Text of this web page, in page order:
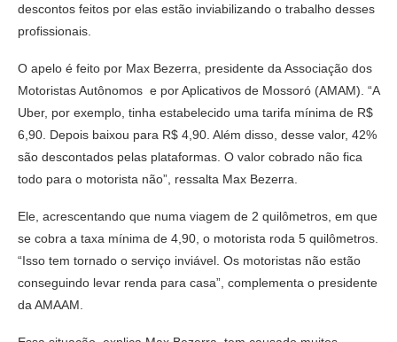
descontos feitos por elas estão inviabilizando o trabalho desses
profissionais.
O apelo é feito por Max Bezerra, presidente da Associação dos
Motoristas Autônomos e por Aplicativos de Mossoró (AMAM). “A
Uber, por exemplo, tinha estabelecido uma tarifa mínima de R$
6,90. Depois baixou para R$ 4,90. Além disso, desse valor, 42%
são descontados pelas plataformas. O valor cobrado não fica
todo para o motorista não”, ressalta Max Bezerra.
Ele, acrescentando que numa viagem de 2 quilômetros, em que
se cobra a taxa mínima de 4,90, o motorista roda 5 quilômetros.
“Isso tem tornado o serviço inviável. Os motoristas não estão
conseguindo levar renda para casa”, complementa o presidente
da AMAAM.